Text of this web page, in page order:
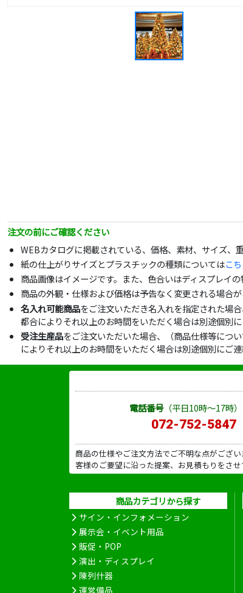
注文の前にご確認ください
WEBカタログに掲載されている、価格、素材、サイズ、
紙の仕上がりサイズとプラスチックの種類についてはこ
商品画像はイメージです。また、色合いはディスプレイ
商品の外観・仕様および価格は予告なく変更される場合が
名入れ可能商品をご注文いただき名入れを指定された場
都合によりそれ以上のお時間をいただく場合は別途個別に
受注生産品をご注文いただいた場合、（商品仕様等につ
によりそれ以上のお時間をいただく場合は別途個別にご連
電話番号（平日10時～17時）
072-752-5847
商品の仕様やご注文方法でご不明な点がござ
客様のご要望に沿った提案、お見積もりをさせ
商品カテゴリから探す
サイン・インフォメーション
展示会・イベント用品
販促・POP
演出・ディスプレイ
陳列什器
運営備品